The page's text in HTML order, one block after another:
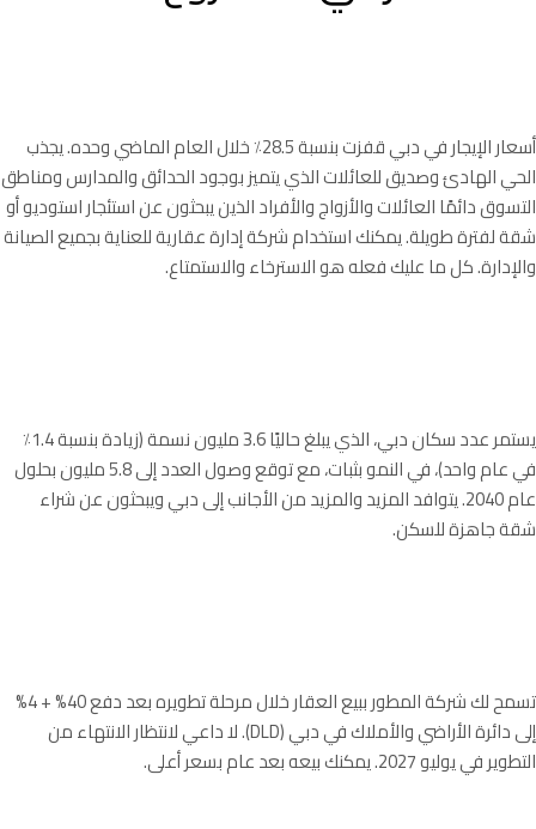
أسعار الإيجار في دبي قفزت بنسبة 28.5٪ خلال العام الماضي وحده. يجذب
الحي الهادئ وصديق للعائلات الذي يتميز بوجود الحدائق والمدارس ومناطق
التسوق دائمًا العائلات والأزواج والأفراد الذين يبحثون عن استئجار استوديو أو
شقة لفترة طويلة. يمكنك استخدام شركة إدارة عقارية للعناية بجميع الصيانة
والإدارة. كل ما عليك فعله هو الاسترخاء والاستمتاع.
يستمر عدد سكان دبي، الذي يبلغ حاليًا 3.6 مليون نسمة (زيادة بنسبة 1.4٪
في عام واحد)، في النمو بثبات، مع توقع وصول العدد إلى 5.8 مليون بحلول
عام 2040. يتوافد المزيد والمزيد من الأجانب إلى دبي ويبحثون عن شراء
شقة جاهزة للسكن.
تسمح لك شركة المطور ببيع العقار خلال مرحلة تطويره بعد دفع 40% + 4%
إلى دائرة الأراضي والأملاك في دبي (DLD). لا داعي لانتظار الانتهاء من
التطوير في يوليو 2027. يمكنك بيعه بعد عام بسعر أعلى.